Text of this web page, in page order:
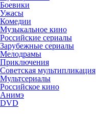
Боевики
Ужасы
Комедии
Музыкальное кино
Российские сериалы
Зарубежные сериалы
Мелодрамы
Приключения
Советская мультипликация
Мультсериалы
Российское кино
Анимэ
DVD